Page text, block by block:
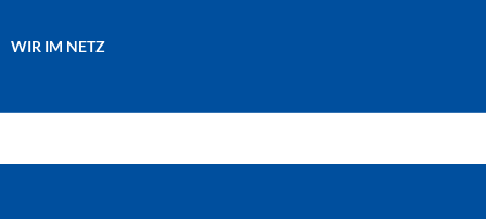
WIR IM NETZ